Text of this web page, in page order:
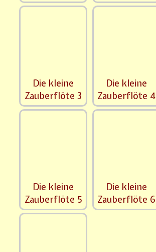
Die kleine
Zauberflöte 3
Die kleine
Zauberflöte 4
Die kleine
Zauberflöte 5
Die kleine
Zauberflöte 6